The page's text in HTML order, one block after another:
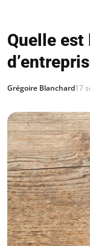
Quelle
Grégoire Blanchard17